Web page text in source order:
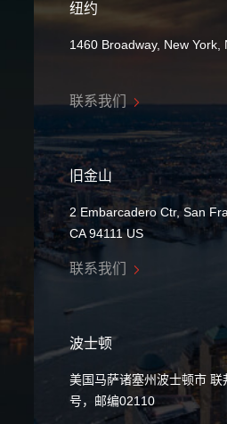
纽约
1460 Broadway, New York,
联系我们
旧金山
2 Embarcadero Ctr, San
CA 94111 US
联系我们
波士顿
美国马萨诸塞州波士顿市 联
号，邮编02110